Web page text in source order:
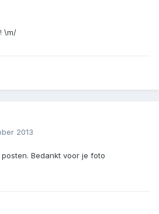
\m/
2013
Bedankt voor je foto